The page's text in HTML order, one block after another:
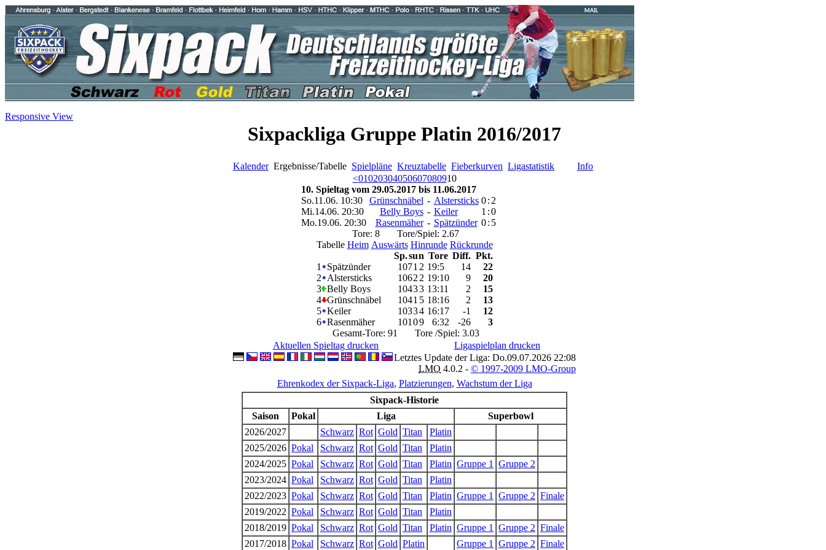
Responsive View
Sixpackliga Gruppe Platin 2016/2017
KalenderErgebnisse/Tabelle Spielpläne Kreuztabelle Fieberkurven Ligastatistik
Info
<01020304050607080910
10. Spieltag vom 29.05.2017 bis 11.06.2017
So.11.06. 10:30
Grünschnäbel - Alstersticks 0 : 2
Mi.14.06. 20:30
Belly Boys - Keiler 1 :0
Mo.19.06. 20:30
Rasenmäher - Spätzünder 0 : 5
Tore: 8 Tore/Spiel: 2.67
Tabelle Heim Auswärts Hinrunde Rückrunde
Sp.sun Tore Diff. Pkt.
1
Spätzünder 1071 2 19:5 14
22
2
Alstersticks 1062 2 19:10 9
20
3 Belly Boys 10433 13:11 2
15
4 Grünschnäbel 1041 5 18:16 2
13
5 Keiler 10334 16:17 -1
12
6 Rasenmäher 101 09 6:32 -26
3
Gesamt-Tore: 91 Tore /Spiel: 3.03
Aktuellen Spieltag drucken
Ligaspielplan drucken
Letztes Update der Liga: Do.09.07.2026 22:08
LMO 4.0.2 - © 1997-2009 LMO-Group
Ehrenkodex der Sixpack-Liga, Platzierungen, Wachstum der Liga
Sixpack-Historie
Saison
Pokal Liga
Superbowl
2026/2027
Schwarz Rot Gold Titan
Platin
2025/2026 Pokal Schwarz Rot Gold Titan
Platin
2024/2025 Pokal Schwarz Rot Gold Titan Platin Gruppe 1
Gruppe 2
2023/2024 Pokal Schwarz Rot Gold Titan
Platin
2022/2023 Pokal Schwarz Rot Gold Titan Platin Gruppe 1 Gruppe 2 Finale
2019/2022 Pokal Schwarz Rot Gold Titan
Platin
2018/2019 Pokal Schwarz Rot Gold Titan Platin Gruppe 1 Gruppe 2 Finale
2017/2018 Pokal Schwarz Rot Gold Platin Gruppe 1 Gruppe 2 Finale